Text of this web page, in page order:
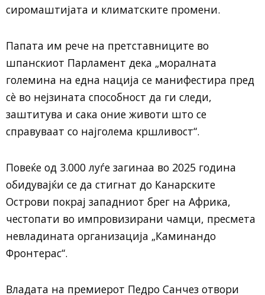
сиромаштијата и климатските промени.
Папата им рече на претставниците во
шпанскиот Парламент дека „моралната
големина на една нација се манифестира пред
сè во нејзината способност да ги следи,
заштитува и сака оние животи што се
справуваат со најголема кршливост“.
Повеќе од 3.000 луѓе загинаа во 2025 година
обидувајќи се да стигнат до Канарските
Острови покрај западниот брег на Африка,
честопати во импровизирани чамци, пресмета
невладината организација „Каминандо
Фронтерас“.
Владата на премиерот Педро Санчез отвори